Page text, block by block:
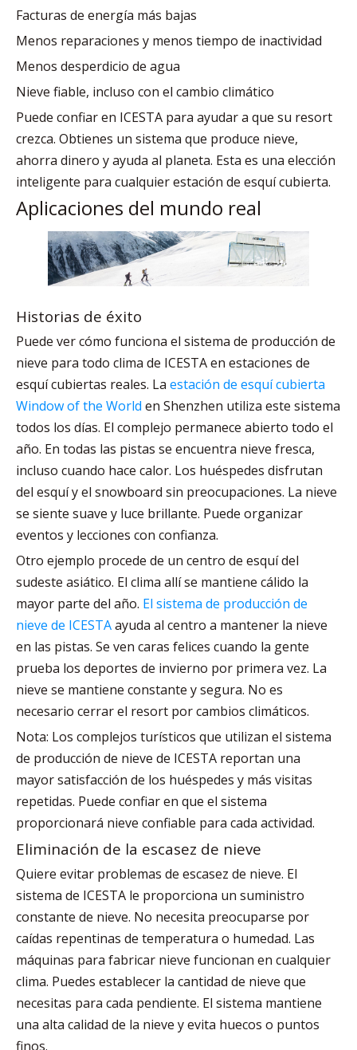
Facturas de energía más bajas
Menos reparaciones y menos tiempo de inactividad
Menos desperdicio de agua
Nieve fiable, incluso con el cambio climático
Puede confiar en ICESTA para ayudar a que su resort
crezca. Obtienes un sistema que produce nieve,
ahorra dinero y ayuda al planeta. Esta es una elección
inteligente para cualquier estación de esquí cubierta.
Aplicaciones del mundo real
Historias de éxito
Puede ver cómo funciona el sistema de producción de
nieve para todo clima de ICESTA en estaciones de
esquí cubiertas reales. La estación de esquí cubierta
Window of the World en Shenzhen utiliza este sistema
todos los días. El complejo permanece abierto todo el
año. En todas las pistas se encuentra nieve fresca,
incluso cuando hace calor. Los huéspedes disfrutan
del esquí y el snowboard sin preocupaciones. La nieve
se siente suave y luce brillante. Puede organizar
eventos y lecciones con confianza.
Otro ejemplo procede de un centro de esquí del
sudeste asiático. El clima allí se mantiene cálido la
mayor parte del año. El sistema de producción de
nieve de ICESTAayuda al centro a mantener la nieve
en las pistas. Se ven caras felices cuando la gente
prueba los deportes de invierno por primera vez. La
nieve se mantiene constante y segura. No es
necesario cerrar el resort por cambios climáticos.
Nota: Los complejos turísticos que utilizan el sistema
de producción de nieve de ICESTA reportan una
mayor satisfacción de los huéspedes y más visitas
repetidas. Puede confiar en que el sistema
proporcionará nieve confiable para cada actividad.
Eliminación de la escasez de nieve
Quiere evitar problemas de escasez de nieve. El
sistema de ICESTA le proporciona un suministro
constante de nieve. No necesita preocuparse por
caídas repentinas de temperatura o humedad. Las
máquinas para fabricar nieve funcionan en cualquier
clima. Puedes establecer la cantidad de nieve que
necesitas para cada pendiente. El sistema mantiene
una alta calidad de la nieve y evita huecos o puntos
finos.